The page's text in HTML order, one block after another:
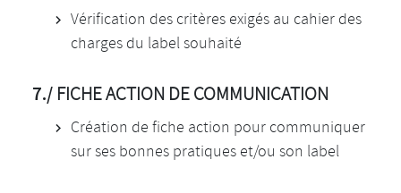
Vérification des critères exigés au cahier des
charges du label souhaité
7./ FICHE ACTION DE COMMUNICATION
Création de fiche action pour communiquer
sur ses bonnes pratiques et/ou son label